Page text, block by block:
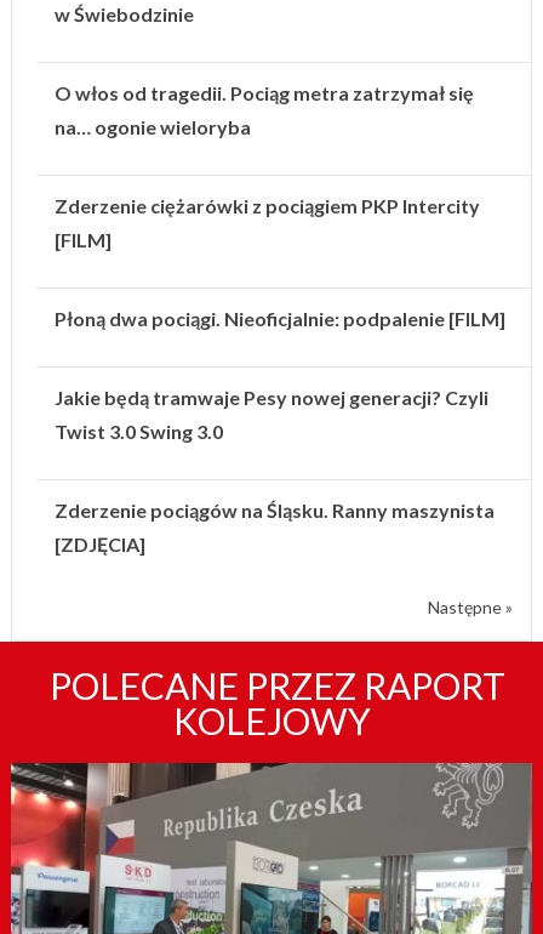
w Świebodzinie
O włos od tragedii. Pociąg metra zatrzymał się
na… ogonie wieloryba
Zderzenie ciężarówki z pociągiem PKP Intercity
[FILM]
Płoną dwa pociągi. Nieoficjalnie: podpalenie [FILM]
Jakie będą tramwaje Pesy nowej generacji? Czyli
Twist 3.0 Swing 3.0
Zderzenie pociągów na Śląsku. Ranny maszynista
[ZDJĘCIA]
Następne »
POLECANE PRZEZ RAPORT
KOLEJOWY